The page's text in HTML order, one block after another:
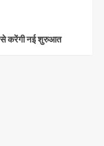
से करेंगी नई शुरुआत